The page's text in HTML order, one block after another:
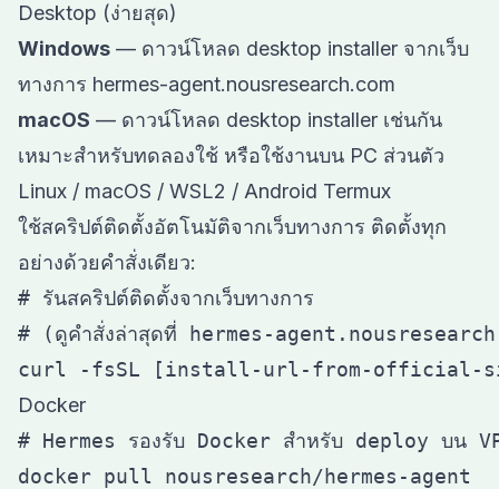
Desktop (ง่ายสุด)
Windows — ดาวน์โหลด desktop installer จากเว็บ
ทางการ hermes-agent.nousresearch.com
macOS — ดาวน์โหลด desktop installer เช่นกัน
เหมาะสำหรับทดลองใช้ หรือใช้งานบน PC ส่วนตัว
Linux / macOS / WSL2 / Android Termux
ใช้สคริปต์ติดตั้งอัตโนมัติจากเว็บทางการ ติดตั้งทุก
อย่างด้วยคำสั่งเดียว:
# รันสคริปต์ติดตั้งจากเว็บทางการ
# (ดูคำสั่งล่าสุดที่ hermes-
Docker
# Hermes รองรับ Docker สำหรับ deploy บน
docker pull nousresearch/hermes-agent